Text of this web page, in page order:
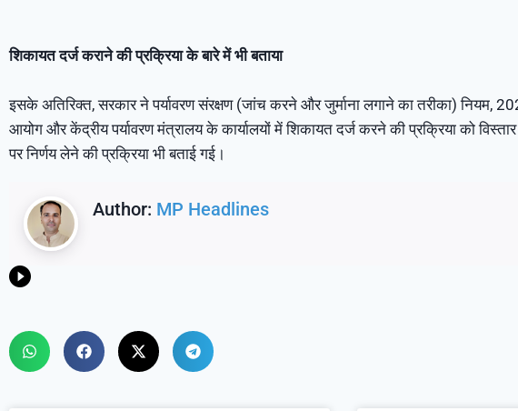
शिकायत दर्ज कराने की प्रक्रिया के बारे में भी बताया
इसके अतिरिक्त, सरकार ने पर्यावरण संरक्षण (जांच करने और जुर्माना लगाने का तरीका) नियम,
आयोग और केंद्रीय पर्यावरण मंत्रालय के कार्यालयों में शिकायत दर्ज करने की प्रक्रिया को
पर निर्णय लेने की प्रक्रिया भी बताई गई।
Author: MP Headlines